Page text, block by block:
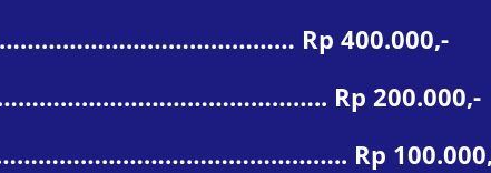
Rp 400.000,-
Rp 200.000,-
Rp